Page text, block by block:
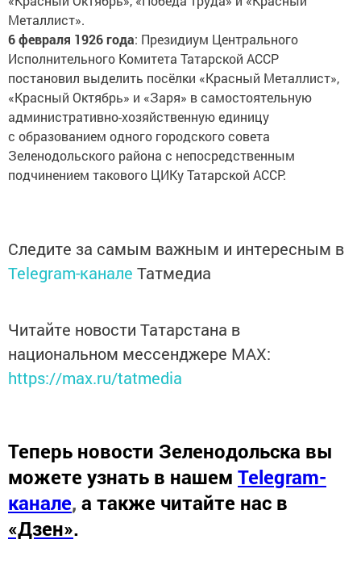
Металлист».
6 февраля 1926 года: Президиум Центрального
Исполнительного Комитета Татарской АССР
постановил выделить посёлки «Красный Металлист»,
«Красный Октябрь» и «Заря» в самостоятельную
административно-хозяйственную единицу
с образованием одного городского совета
Зеленодольского района с непосредственным
подчинением такового ЦИКу Татарской АССР.
Следите за самым важным и интересным в
Telegram-канале Татмедиа
Читайте новости Татарстана в
национальном мессенджере MАХ:
https://max.ru/tatmedia
Теперь новости Зеленодольска вы
можете узнать в нашем Telegram-
канале, а также читайте нас в
«Дзен».